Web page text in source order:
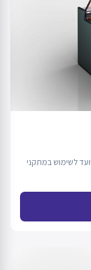
לשימוש במתקני